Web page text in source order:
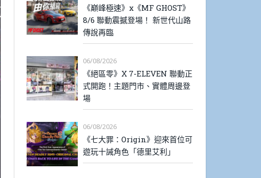
《巔峰極速》x《MF GHOST》
8/6 聯動震撼登場！ 新世代山路
傳說再臨
06/08/2026
《絕區零》X 7-ELEVEN 聯動正
式開跑！主題門市、實體周邊登
場
06/08/2026
《七大罪：Origin》迎來首位可
遊玩十誡角色「德里艾利」